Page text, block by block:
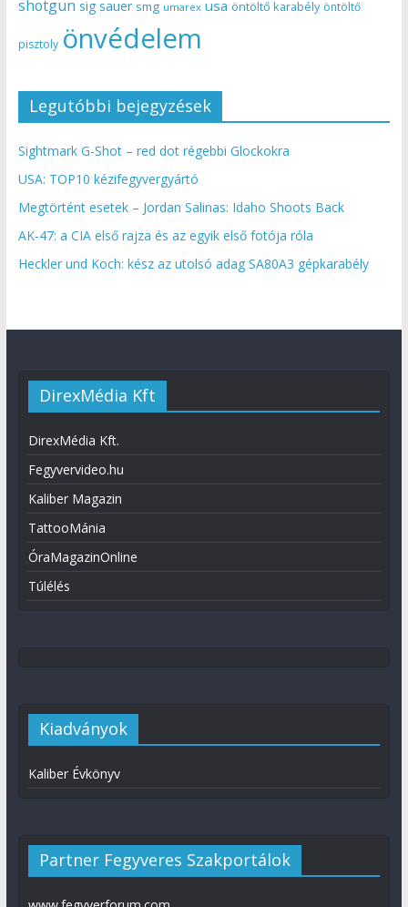
shotgun sig sauer smg umarex usa öntöltő karabély öntöltő
pisztoly önvédelem
Legutóbbi bejegyzések
Sightmark G-Shot – red dot régebbi Glockokra
USA: TOP10 kézifegyvergyártó
Megtörtént esetek – Jordan Salinas: Idaho Shoots Back
AK-47: a CIA első rajza és az egyik első fotója róla
Heckler und Koch: kész az utolsó adag SA80A3 gépkarabély
DirexMédia Kft
DirexMédia Kft.
Fegyvervideo.hu
Kaliber Magazin
TattooMánia
ÓraMagazinOnline
Túlélés
Kiadványok
Kaliber Évkönyv
Partner Fegyveres Szakportálok